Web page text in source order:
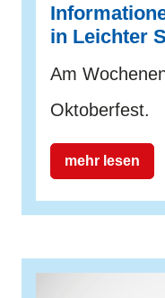
in Leichter
Am
Oktoberfest.
mehr lesen